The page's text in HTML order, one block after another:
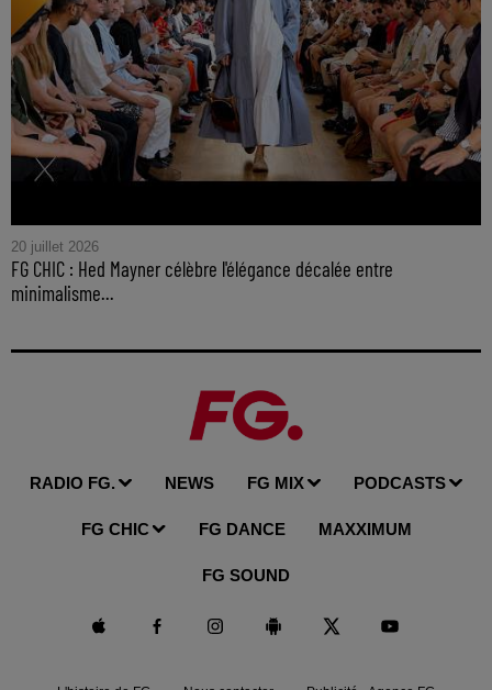
20 juillet 2026
FG CHIC : Hed Mayner célèbre l'élégance décalée entre
minimalisme...
RADIO FG. NEWS FG MIX PODCASTS
FG CHIC FG DANCE MAXXIMUM
FG SOUND